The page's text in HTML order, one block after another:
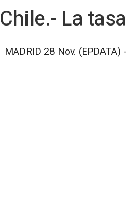
Chile.- La
MADRID 28 Nov. (EPDATA) -